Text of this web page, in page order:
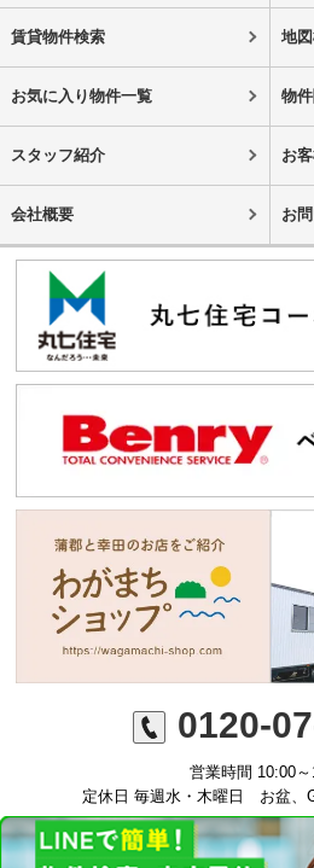
賃貸物件検索 地
お気に入り物件一覧 物
スタッフ紹介 お
会社概要 お
0120-
営業時間 10:00
定休日 毎週水・木曜日 お盆、